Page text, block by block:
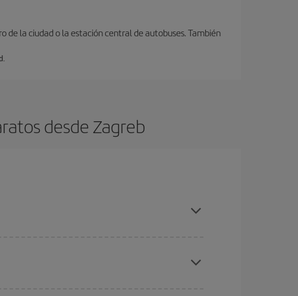
de la ciudad o la estación central de autobuses. También
desde Zagreb
algunos